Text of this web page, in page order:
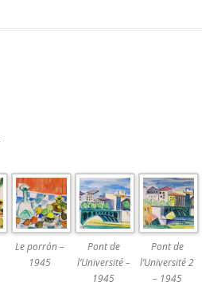
Le porrón –
1945
Pont de
l’Université –
1945
Pont de
l’Université 2
– 1945